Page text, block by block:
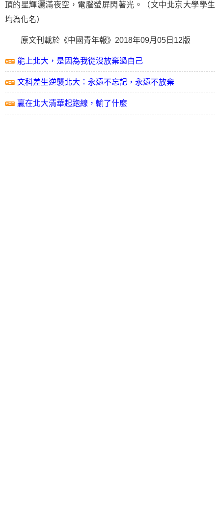
頂的星輝灑滿夜空，電腦螢屏閃著光。（文中北京大學學生
均為化名）
原文刊載於《中國青年報》2018年09月05日12版
能上北大，是因為我從沒放棄過自己
文科差生逆襲北大：永遠不忘記，永遠不放棄
贏在北大清華起跑線，輸了什麼